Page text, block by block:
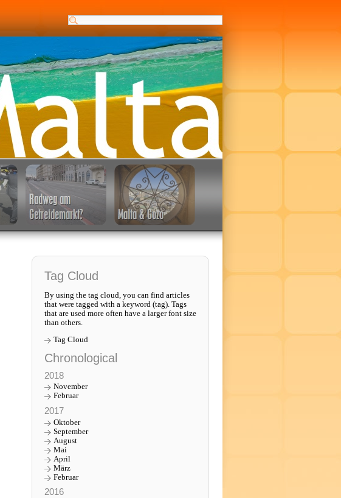
Tag Cloud
By using the tag cloud, you can find articles
that were tagged with a keyword (tag). Tags
that are used more often have a larger font size
than others.
Tag Cloud
Chronological
2018
November
Februar
2017
Oktober
September
August
Mai
April
März
Februar
2016